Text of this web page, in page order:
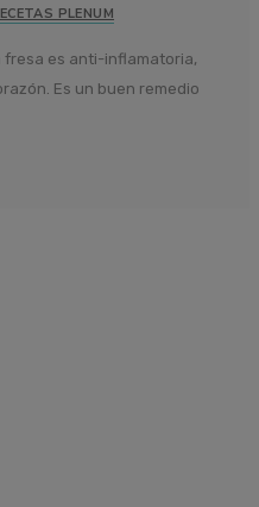
PLENUM
Es un buen remedio